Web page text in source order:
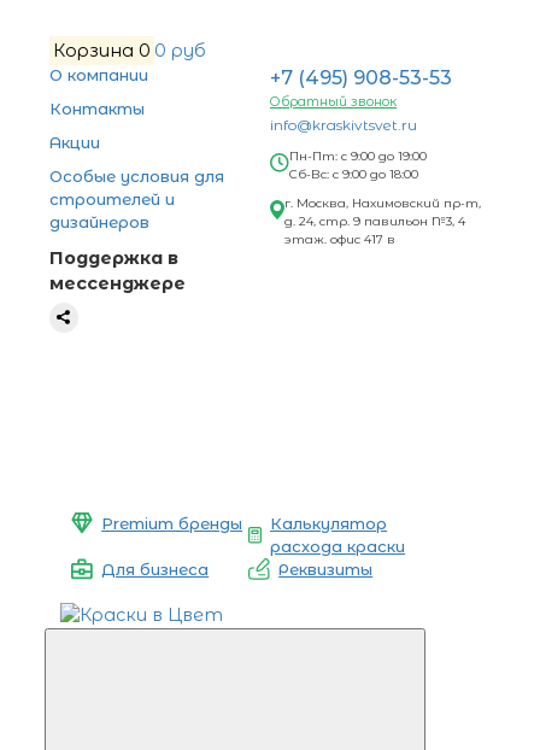
Корзина 0 0 руб
О компании
Контакты
Акции
Особые условия для
строителей и
дизайнеров
Поддержка в
мессенджере
+7 (495) 908-53-53
Обратный звонок
info@kraskivtsvet.ru
Пн-Пт: с 9:00 до 19:00
Сб-Вс: с 9:00 до 18:00
г. Москва, Нахимовский пр-т,
д. 24, стр. 9 павильон №3, 4
этаж. офис 417 в
Premium бренды
Калькулятор
расхода краски
Для бизнеса
Реквизиты